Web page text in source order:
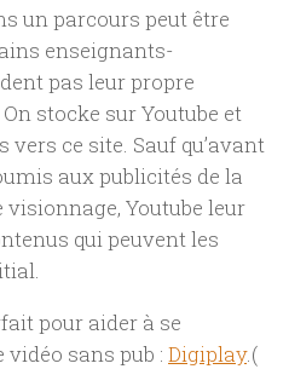
un parcours peut être
enseignants-
pas leur propre
stocke sur Youtube et
ce site. Sauf qu’avant
aux publicités de la
visionnage, Youtube leur
qui peuvent les
pour aider à se
sans pub : Digiplay.(